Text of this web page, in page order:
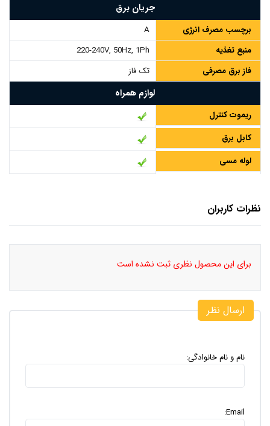
جریان برق
برچسب مصرف انرژی
A
منبع تغذیه
220-240V, 50Hz, 1Ph
فاز برق مصرفی
تک فاز
لوازم همراه
ریموت کنترل
کابل برق
لوله مسی
نظرات کاربران
برای این محصول نظری ثبت نشده است
ارسال نظر
نام و نام خانوادگی:
Email: